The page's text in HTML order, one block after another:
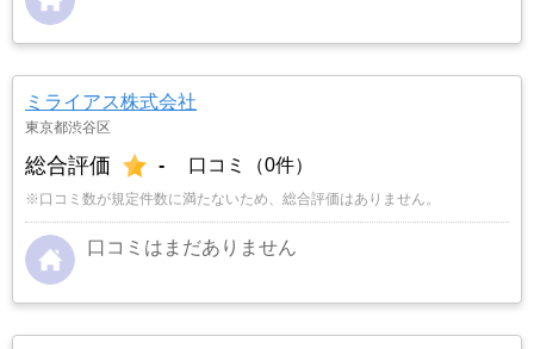
ミライアス株式会社
東京都渋谷区
総合評価 - 口コミ（0件）
※口コミ数が規定件数に満たないため、総合評価はありません。
口コミはまだありません